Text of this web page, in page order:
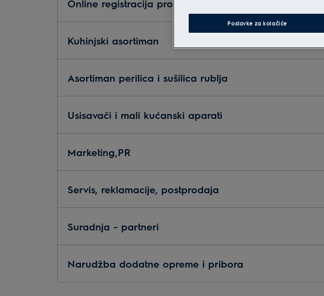
Online registracija proizvoda
Kuhinjski asortiman
Asortiman perilica i sušilica rublja
Usisavači i mali kućanski aparati
Marketing,PR
Servis, reklamacije, postprodaja
Suradnja - partneri
Narudžba dodatne opreme i pribora
Postavke za kolačiće